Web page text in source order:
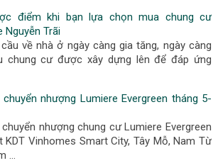
điểm khi bạn lựa chọn mua chung cư
Nguyễn Trãi
về nhà ở ngày càng gia tăng, ngày càng
chung cư được xây dựng lên để đáp ứng
chuyển nhượng Lumiere Evergreen tháng 5-
nhượng chung cư Lumiere Evergreen
KDT Vinhomes Smart City, Tây Mỗ, Nam Từ
…